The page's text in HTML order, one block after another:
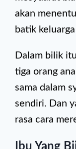
akan
batik
Dalam bilik
tiga orang
sama dalam
sendiri. Dan
rasa cara
Ibu Yang